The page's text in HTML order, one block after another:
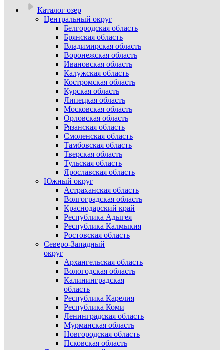
Каталог озер
Центральный округ
Белгородская область
Брянская область
Владимирская область
Воронежская область
Ивановская область
Калужская область
Костромская область
Курская область
Липецкая область
Московская область
Орловская область
Рязанская область
Смоленская область
Тамбовская область
Тверская область
Тульская область
Ярославская область
Южный округ
Астраханская область
Волгоградская область
Краснодарский край
Республика Адыгея
Республика Калмыкия
Ростовская область
Северо-Западный
округ
Архангельская область
Вологодская область
Калининградская
область
Республика Карелия
Республика Коми
Ленинградская область
Мурманская область
Новгородская область
Псковская область